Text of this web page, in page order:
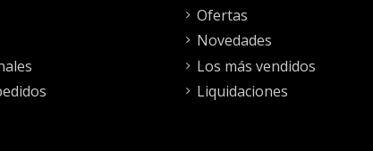
Ofertas
Novedades
Los más vendidos
Liquidaciones